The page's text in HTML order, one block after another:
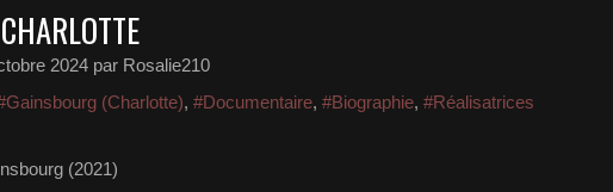
2024 par Rosalie210
(Charlotte), #Documentaire, #Biographie, #Réalisatrices
(2021)